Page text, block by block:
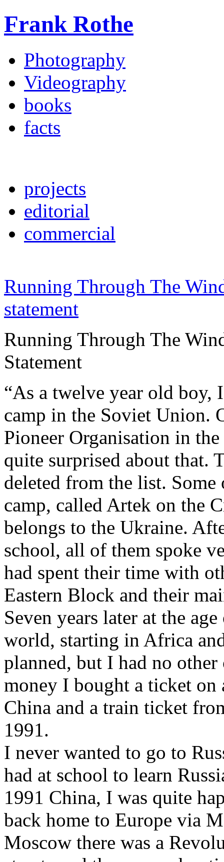
Frank Rothe
Photography
Videography
books
facts
projects
editorial
commercial
Running Through The
statement
Running Through The
Statement
“As a twelve year old boy,
camp in the Soviet Union.
Pioneer Organisation in
quite surprised about that.
deleted from the list. Some
camp, called Artek on the
belongs to the Ukraine.
school, all of them spoke
had spent their time with
Eastern Block and their
Seven years later at the
world, starting in Africa
planned, but I had no
money I bought a ticket
China and a train ticket
1991.
I never wanted to go to
had at school to learn
1991 China, I was quite
back home to Europe via
Moscow there was a